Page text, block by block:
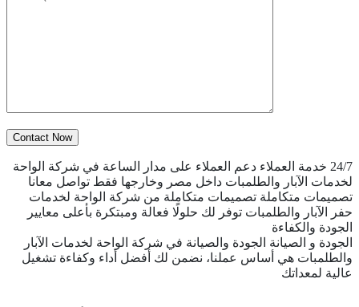
24/7 خدمة العملاء
دعم العملاء على مدار الساعة في شركة الواحة
لخدمات الآبار والطلمبات داخل مصر وخارجها فقط تواصل معانا
تصميمات متكاملة تصميمات متكاملة من شركة الواحة لخدمات
حفر الآبار والطلمبات توفر لك حلولًا فعالة ومبتكرة بأعلى معايير
الجودة والكفاءة
الجودة و الصيانة الجودة والصيانة في شركة الواحة لخدمات الآبار
والطلمبات هي أساس عملنا، نضمن لك أفضل أداء وكفاءة تشغيل
عالية لمعداتك